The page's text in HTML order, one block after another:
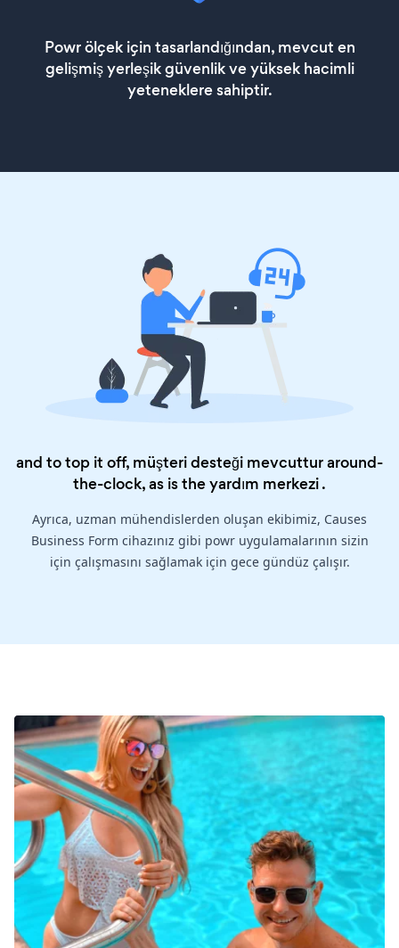
Powr ölçek için tasarlandığından, mevcut en
gelişmiş yerleşik güvenlik ve yüksek hacimli
yeteneklere sahiptir.
and to top it off, müşteri desteği mevcuttur around-
the-clock, as is theyardım merkezi.
Ayrıca, uzman mühendislerden oluşan ekibimiz, Causes
Business Form cihazınız gibi powr uygulamalarının sizin
için çalışmasını sağlamak için gece gündüz çalışır.